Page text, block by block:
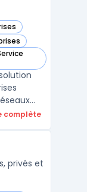
catégorie
catégorie
catégorie
performante tout en protégeant ...
complète
privés et